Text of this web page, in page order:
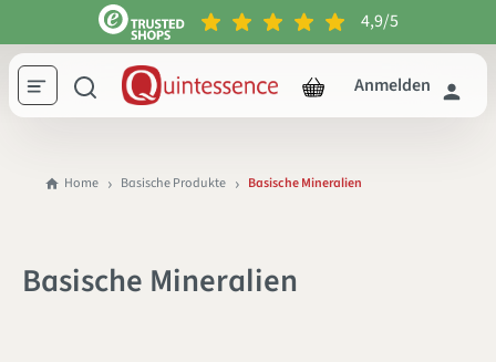
springen 4,9/5
Anmelden
Home Basische Produkte Basische Mineralien
Basische Mineralien